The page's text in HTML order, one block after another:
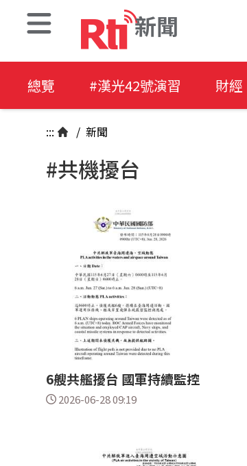
新聞
總覽 #漢光42號演習 財經
::: / 新聞
#共機擾台
6艘共艦擾台 國軍持續監控
2026-06-28 09:19